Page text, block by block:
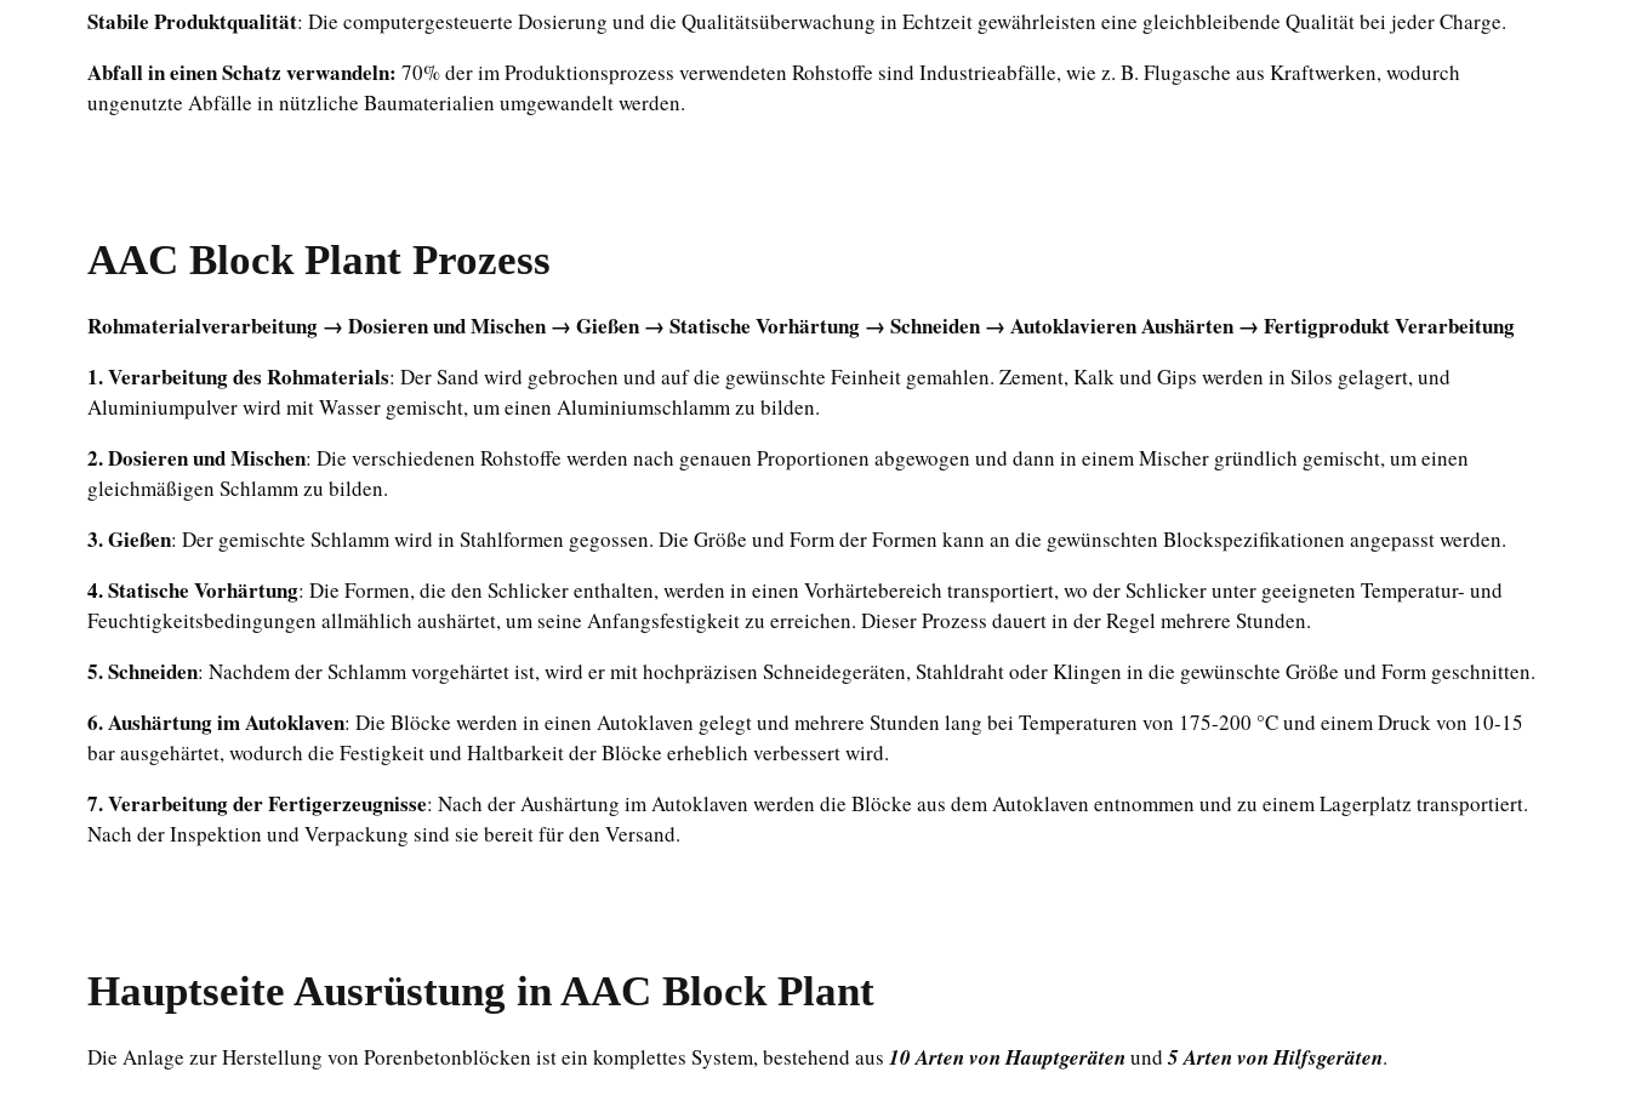
Stabile Produktqualität: Die computergesteuerte Dosierung und die Qualitätsüberwachung in Echtzeit gewährleisten eine gleichbleibende Qualität bei jeder Charge.
Abfall in einen Schatz verwandeln: 70% der im Produktionsprozess verwendeten Rohstoffe sind Industrieabfälle, wie z. B. Flugasche aus Kraftwerken, wodurch
ungenutzte Abfälle in nützliche Baumaterialien umgewandelt werden.
AAC Block Plant Prozess
Rohmaterialverarbeitung → Dosieren und Mischen → Gießen → Statische Vorhärtung → Schneiden → Autoklavieren Aushärten → Fertigprodukt Verarbeitung
1. Verarbeitung des Rohmaterials: Der Sand wird gebrochen und auf die gewünschte Feinheit gemahlen. Zement, Kalk und Gips werden in Silos gelagert, und
Aluminiumpulver wird mit Wasser gemischt, um einen Aluminiumschlamm zu bilden.
2. Dosieren und Mischen: Die verschiedenen Rohstoffe werden nach genauen Proportionen abgewogen und dann in einem Mischer gründlich gemischt, um einen
gleichmäßigen Schlamm zu bilden.
3. Gießen: Der gemischte Schlamm wird in Stahlformen gegossen. Die Größe und Form der Formen kann an die gewünschten Blockspezifikationen angepasst werden.
4. Statische Vorhärtung: Die Formen, die den Schlicker enthalten, werden in einen Vorhärtebereich transportiert, wo der Schlicker unter geeigneten Temperatur- und
Feuchtigkeitsbedingungen allmählich aushärtet, um seine Anfangsfestigkeit zu erreichen. Dieser Prozess dauert in der Regel mehrere Stunden.
5. Schneiden: Nachdem der Schlamm vorgehärtet ist, wird er mit hochpräzisen Schneidegeräten, Stahldraht oder Klingen in die gewünschte Größe und Form geschnitten.
6. Aushärtung im Autoklaven: Die Blöcke werden in einen Autoklaven gelegt und mehrere Stunden lang bei Temperaturen von 175-200 °C und einem Druck von 10-15
bar ausgehärtet, wodurch die Festigkeit und Haltbarkeit der Blöcke erheblich verbessert wird.
7. Verarbeitung der Fertigerzeugnisse: Nach der Aushärtung im Autoklaven werden die Blöcke aus dem Autoklaven entnommen und zu einem Lagerplatz transportiert.
Nach der Inspektion und Verpackung sind sie bereit für den Versand.
Hauptseite Ausrüstung in AAC Block Plant
Die Anlage zur Herstellung von Porenbetonblöcken ist ein komplettes System, bestehend aus 10 Arten von Hauptgerätenund 5 Arten von Hilfsgeräten.